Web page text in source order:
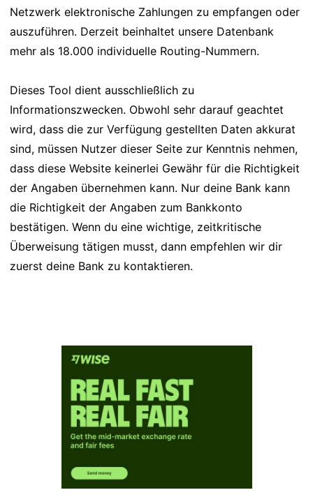
Netzwerk elektronische Zahlungen zu empfangen oder
auszuführen. Derzeit beinhaltet unsere Datenbank
mehr als 18.000 individuelle Routing-Nummern.
Dieses Tool dient ausschließlich zu
Informationszwecken. Obwohl sehr darauf geachtet
wird, dass die zur Verfügung gestellten Daten akkurat
sind, müssen Nutzer dieser Seite zur Kenntnis nehmen,
dass diese Website keinerlei Gewähr für die Richtigkeit
der Angaben übernehmen kann. Nur deine Bank kann
die Richtigkeit der Angaben zum Bankkonto
bestätigen. Wenn du eine wichtige, zeitkritische
Überweisung tätigen musst, dann empfehlen wir dir
zuerst deine Bank zu kontaktieren.